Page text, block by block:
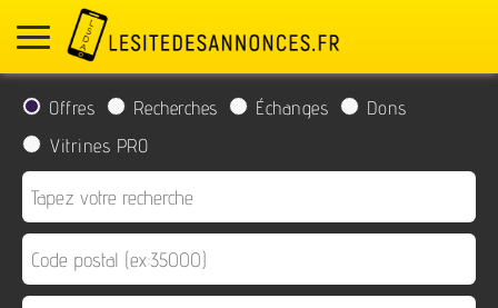
Offres Recherches Échanges
Dons
Vitrines PRO